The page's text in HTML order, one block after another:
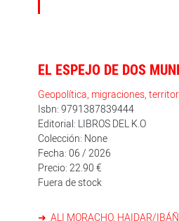
EL ESPEJO DE DOS
Geopolítica, migraciones,
Isbn: 9791387839444
Editorial: LIBROS DEL K.O
Colección: None
Fecha: 06 / 2026
Precio: 22.90 €
Fuera de stock
ALI MORACHO, HAIDAR/